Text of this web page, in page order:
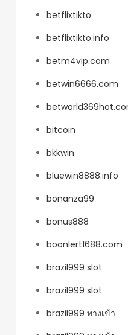
betflixtikto
betflixtikto.info
betm4vip.com
betwin6666.com
bitcoin
bkkwin
bluewin8888.info
bonanza99
bonus888
boonlert1688.com
brazil999 slot
brazil999 slot
brazil999 ทางเข้า